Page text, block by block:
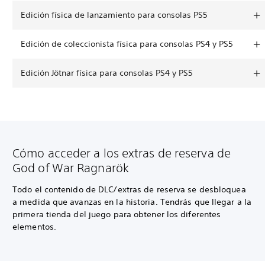
Edición física de lanzamiento para consolas PS5
Edición de coleccionista física para consolas PS4 y PS5
Edición Jötnar física para consolas PS4 y PS5
Cómo acceder a los extras de reserva de
God of War Ragnarök
Todo el contenido de DLC/extras de reserva se desbloquea
a medida que avanzas en la historia. Tendrás que llegar a la
primera tienda del juego para obtener los diferentes
elementos.